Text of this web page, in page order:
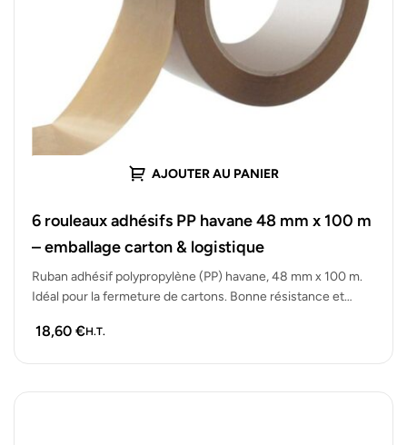
AJOUTER AU PANIER
6 rouleaux adhésifs PP havane 48 mm x 100 m
– emballage carton & logistique
Ruban adhésif polypropylène (PP) havane, 48 mm x 100 m.
Idéal pour la fermeture de cartons. Bonne résistance et
18,60 €H.T.